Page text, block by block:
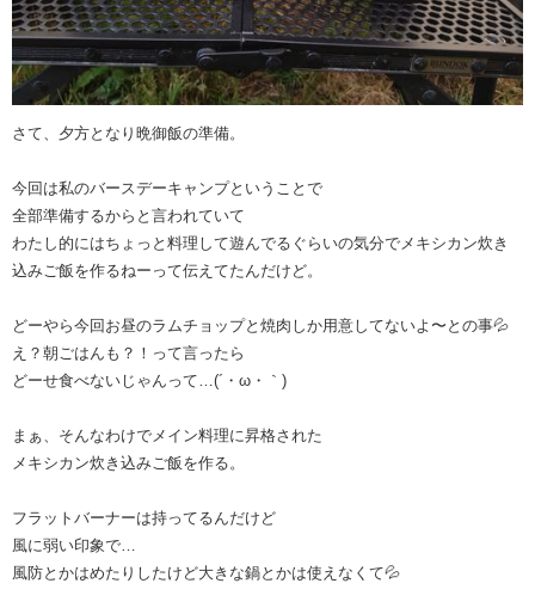
さて、夕方となり晩御飯の準備。
今回は私のバースデーキャンプということで
全部準備するからと言われていて
わたし的にはちょっと料理して遊んでるぐらいの気分でメキシカン炊き
込みご飯を作るねーって伝えてたんだけど。
どーやら今回お昼のラムチョップと焼肉しか用意してないよ〜との事💦
え？朝ごはんも？！って言ったら
どーせ食べないじゃんって…(´・ω・｀)
まぁ、そんなわけでメイン料理に昇格された
メキシカン炊き込みご飯を作る。
フラットバーナーは持ってるんだけど
風に弱い印象で…
風防とかはめたりしたけど大きな鍋とかは使えなくて💦